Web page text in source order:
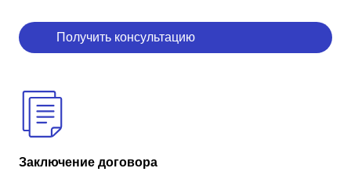
Получить консультацию
Заключение договора